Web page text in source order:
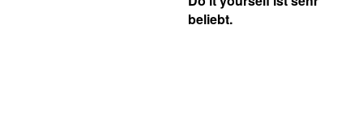
beliebt.